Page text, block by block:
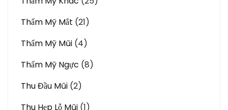
Thẩm Mỹ Mắt (21)
Thẩm Mỹ Mũi (4)
Thẩm Mỹ Ngực (8)
Thu Đầu Mũi (2)
Thu Hẹp Lỗ Mũi (1)